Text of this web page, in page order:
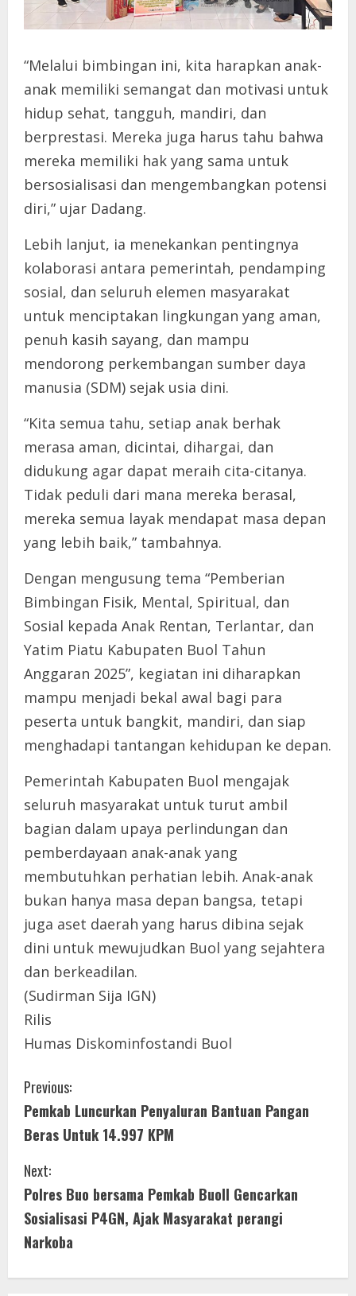
“Melalui bimbingan ini, kita harapkan anak-
anak memiliki semangat dan motivasi untuk
hidup sehat, tangguh, mandiri, dan
berprestasi. Mereka juga harus tahu bahwa
mereka memiliki hak yang sama untuk
bersosialisasi dan mengembangkan potensi
diri,” ujar Dadang.
Lebih lanjut, ia menekankan pentingnya
kolaborasi antara pemerintah, pendamping
sosial, dan seluruh elemen masyarakat
untuk menciptakan lingkungan yang aman,
penuh kasih sayang, dan mampu
mendorong perkembangan sumber daya
manusia (SDM) sejak usia dini.
“Kita semua tahu, setiap anak berhak
merasa aman, dicintai, dihargai, dan
didukung agar dapat meraih cita-citanya.
Tidak peduli dari mana mereka berasal,
mereka semua layak mendapat masa depan
yang lebih baik,” tambahnya.
Dengan mengusung tema “Pemberian
Bimbingan Fisik, Mental, Spiritual, dan
Sosial kepada Anak Rentan, Terlantar, dan
Yatim Piatu Kabupaten Buol Tahun
Anggaran 2025”, kegiatan ini diharapkan
mampu menjadi bekal awal bagi para
peserta untuk bangkit, mandiri, dan siap
menghadapi tantangan kehidupan ke depan.
Pemerintah Kabupaten Buol mengajak
seluruh masyarakat untuk turut ambil
bagian dalam upaya perlindungan dan
pemberdayaan anak-anak yang
membutuhkan perhatian lebih. Anak-anak
bukan hanya masa depan bangsa, tetapi
juga aset daerah yang harus dibina sejak
dini untuk mewujudkan Buol yang sejahtera
dan berkeadilan.
(Sudirman Sija IGN)
Rilis
Humas Diskominfostandi Buol
C
o
n
t
i
n
Previous:
Pemkab Luncurkan Penyaluran Bantuan Pangan
Beras Untuk 14.997 KPM
Next:
Polres Buo bersama Pemkab Buoll Gencarkan
Sosialisasi P4GN, Ajak Masyarakat perangi
Narkoba